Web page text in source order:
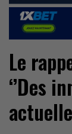
Le
‘’Des